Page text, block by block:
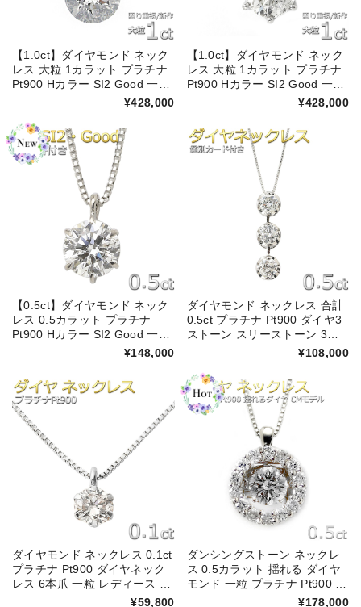
【1.0ct】ダイヤモンド ネック
レス 大粒 1カラット プラチナ
Pt900 Hカラー SI2 Good 一粒
一点留め 鑑定書付き【新作・
¥428,000
【1.0ct】ダイヤモンド ネック
レス 大粒 1カラット プラチナ
Pt900 Hカラー SI2 Good 一粒
6本爪 鑑定書付き【新作・キラ
¥428,000
【0.5ct】ダイヤモンド ネック
レス 0.5カラット プラチナ
Pt900 Hカラー SI2 Good 一粒
¥148,000
ダイヤモンド ネックレス 合計
0.5ct プラチナ Pt900 ダイヤ3
ストーン スリーストーン 3連
ダイヤ 3石 3粒 ペンダント シ
¥108,000
ダイヤモンド ネックレス 0.1ct
プラチナ Pt900 ダイヤネック
レス 6本爪 一粒 レディース シ
ンプル ペンダント 鑑別カード
¥59,800
ダンシングストーン ネックレ
ス 0.5カラット 揺れる ダイヤ
モンド 一粒 プラチナ Pt900 テ
レビCMモデル サークル ペン
¥178,000